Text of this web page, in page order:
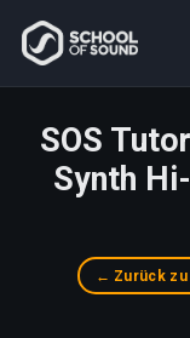
SOS
Synth
← Zurück zu